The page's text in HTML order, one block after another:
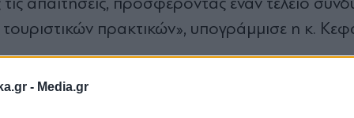
- Media.gr
πρακτικών», υπογράμμισε η κ.
Τουρισμού ανέφερε ότι, με όχημα τις
εκδηλώσεις του Monocle, θα αναδειχθούν τα